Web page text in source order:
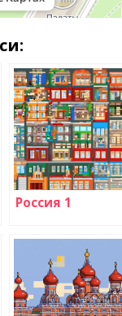
Россия 1